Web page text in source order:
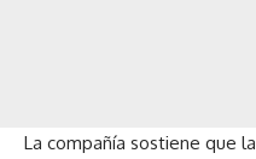
La compañía sostiene que